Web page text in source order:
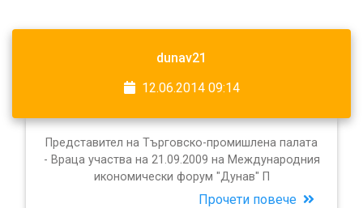
dunav21
12.06.2014 09:14
Представител на Търговско-промишлена палата
- Враца участва на 21.09.2009 на Международния
икономически форум "Дунав" П
Прочети повече